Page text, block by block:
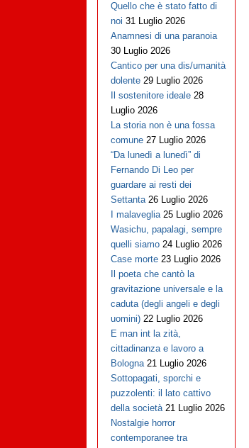
Quello che è stato fatto di
noi 31 Luglio 2026
Anamnesi di una paranoia
30 Luglio 2026
Cantico per una dis/umanità
dolente 29 Luglio 2026
Il sostenitore ideale 28
Luglio 2026
La storia non è una fossa
comune 27 Luglio 2026
“Da lunedì a lunedì” di
Fernando Di Leo per
guardare ai resti dei
Settanta 26 Luglio 2026
I malaveglia 25 Luglio 2026
Wasichu, papalagi, sempre
quelli siamo 24 Luglio 2026
Case morte 23 Luglio 2026
Il poeta che cantò la
gravitazione universale e la
caduta (degli angeli e degli
uomini) 22 Luglio 2026
E man int la zità,
cittadinanza e lavoro a
Bologna 21 Luglio 2026
Sottopagati, sporchi e
puzzolenti: il lato cattivo
della società 21 Luglio 2026
Nostalgie horror
contemporanee tra